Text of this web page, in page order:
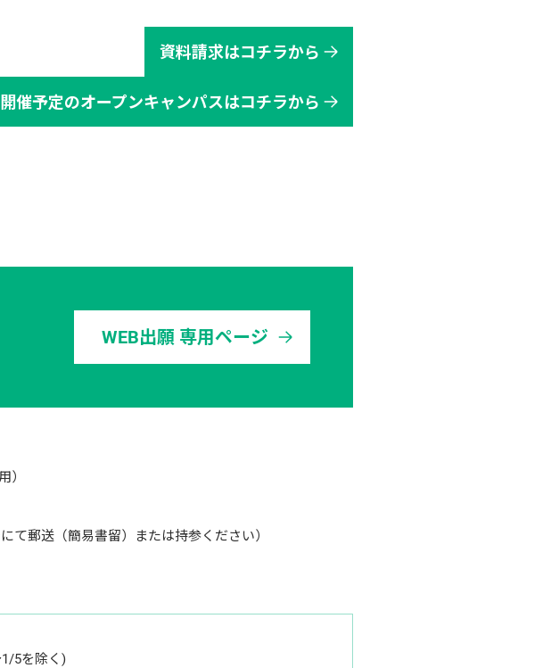
資料請求はコチラから
開催予定のオープンキャンパスはコチラから
WEB出願 専用ページ
）
て郵送（簡易書留）または持参ください）
5を除く)